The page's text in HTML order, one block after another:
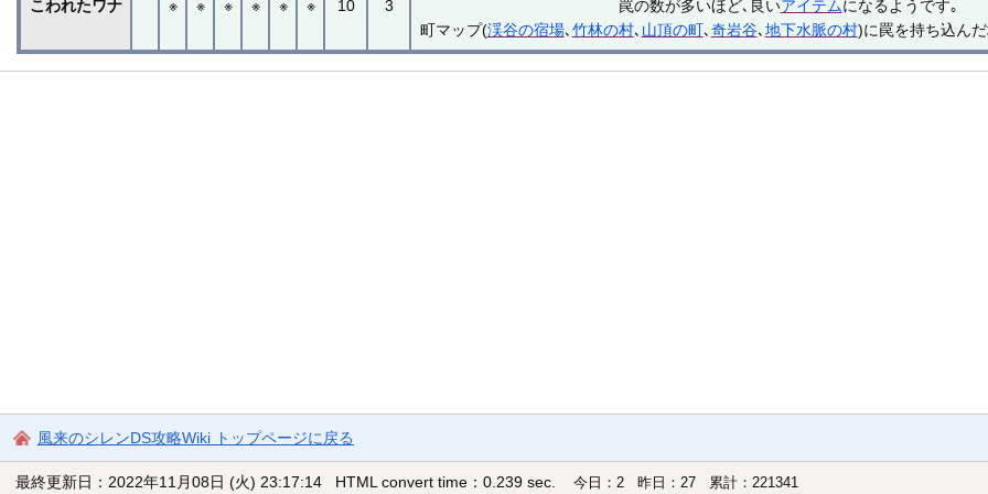
こわれたワナ ※ ※ ※ ※ ※ ※ 10 3
罠の数が多いほど､良いアイテムになるようです｡
町マップ(渓谷の宿場､ 竹林の村､ 山頂の町､ 奇岩谷､ 地下水脈の村)に罠を持ち込ん
風来のシレンDS攻略Wiki トップページに戻る
最終更新日：2022年11月08日 (火) 23:17:14 HTML convert time：0.239 sec. 今日：2 昨日：27 累計：221341